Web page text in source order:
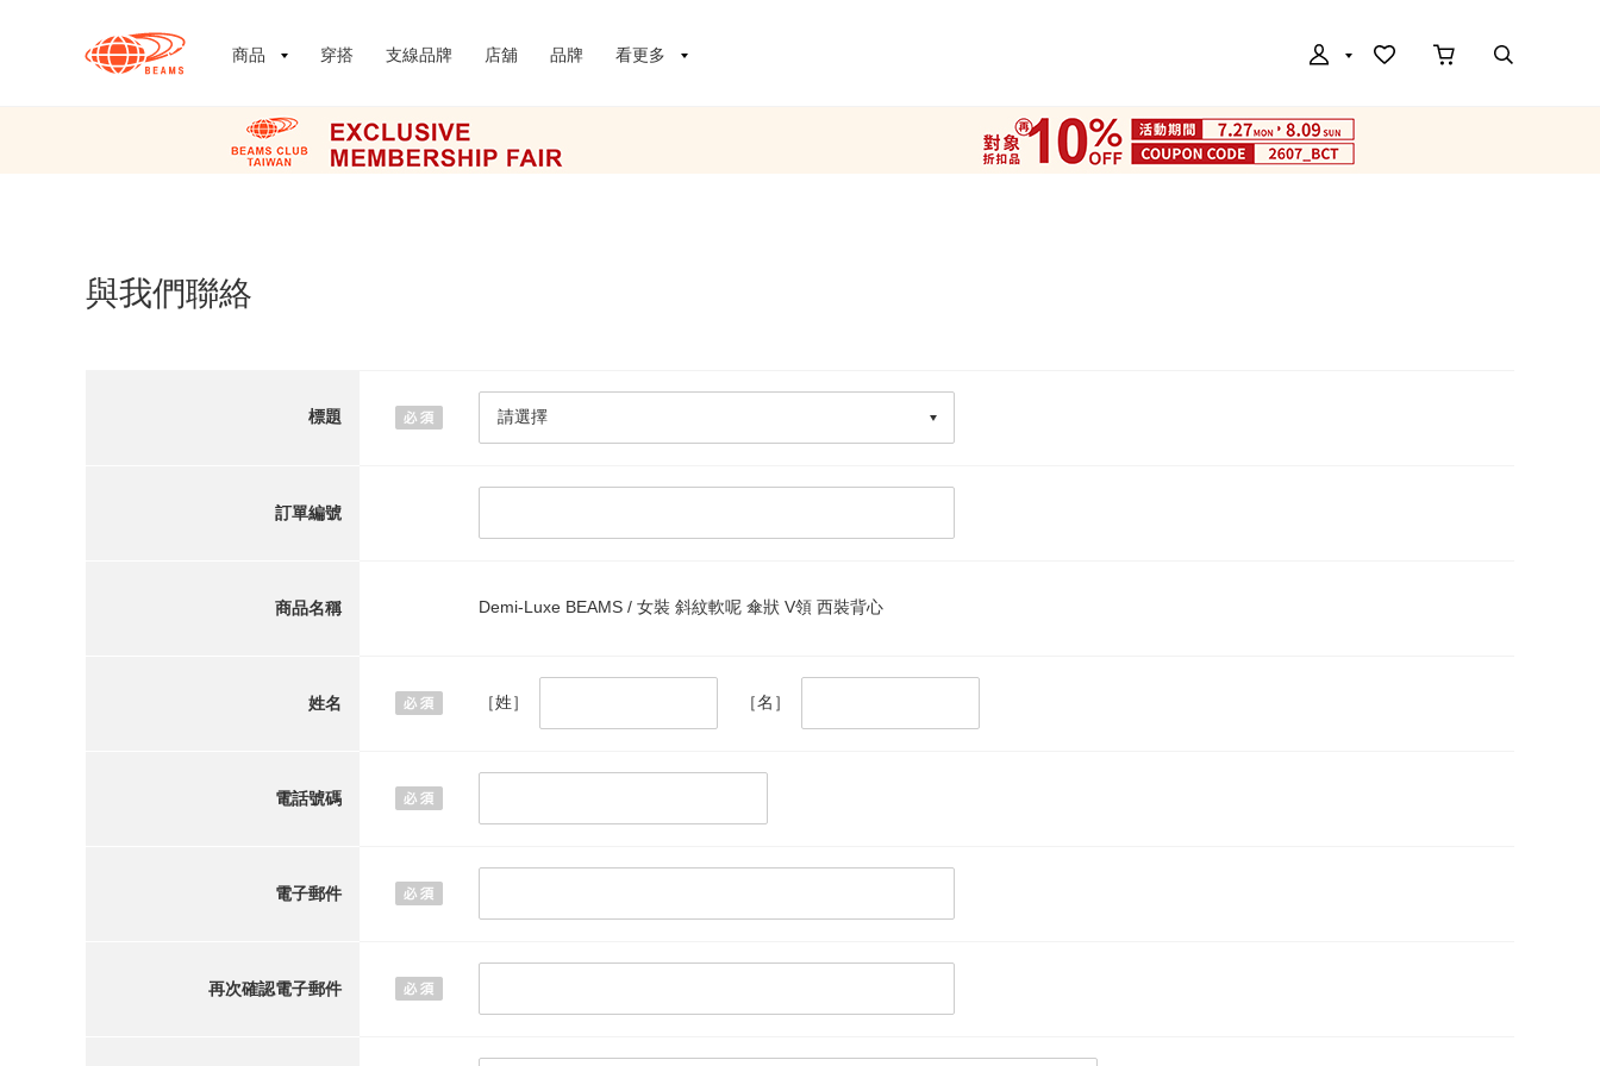
商品 穿搭 支線品牌 店舖 品牌 看更多
與我們聯絡
標題
訂單編號
商品名稱 Demi-Luxe BEAMS / 女裝 斜紋軟呢 傘狀 V領 西裝背心
姓名 ［姓］ ［名］
電話號碼
電子郵件
再次確認電子郵件